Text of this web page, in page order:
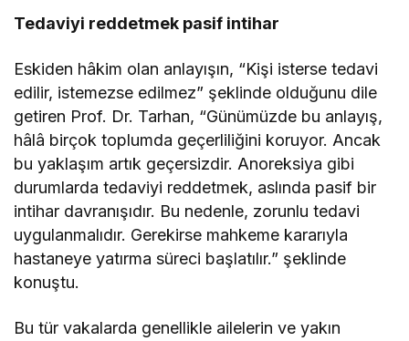
Tedaviyi reddetmek pasif intihar
Eskiden hâkim olan anlayışın, “Kişi isterse tedavi
edilir, istemezse edilmez” şeklinde olduğunu dile
getiren Prof. Dr. Tarhan, “Günümüzde bu anlayış,
hâlâ birçok toplumda geçerliliğini koruyor. Ancak
bu yaklaşım artık geçersizdir. Anoreksiya gibi
durumlarda tedaviyi reddetmek, aslında pasif bir
intihar davranışıdır. Bu nedenle, zorunlu tedavi
uygulanmalıdır. Gerekirse mahkeme kararıyla
hastaneye yatırma süreci başlatılır.” şeklinde
konuştu.
Bu tür vakalarda genellikle ailelerin ve yakın